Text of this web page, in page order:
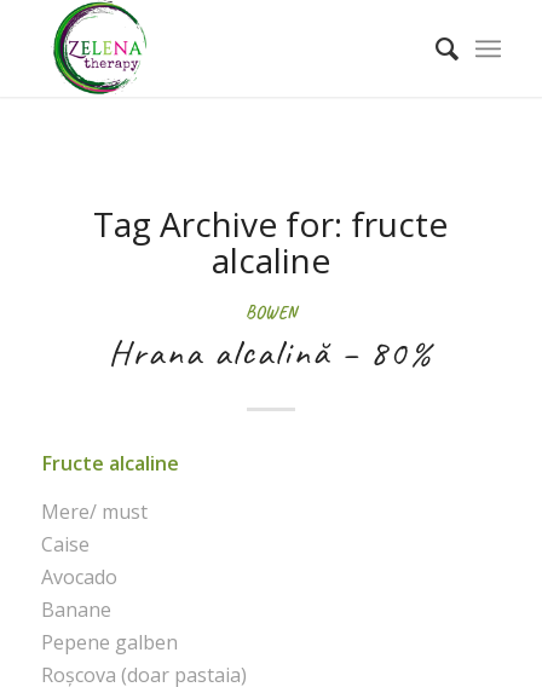
Tag Archive for: fructe
alcaline
BOWEN
Hrana alcalină – 80%
Fructe alcaline
Mere/ must
Caise
Avocado
Banane
Pepene galben
Roșcova (doar pastaia)